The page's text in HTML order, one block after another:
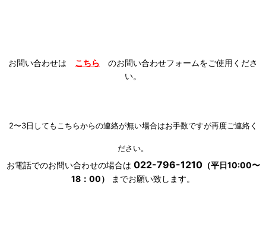
お問い合わせは こちら のお問い合わせフォームをご使用くださ
い。
2〜3日してもこちらからの連絡が無い場合はお手数ですが再度ご連絡く
ださい。
お電話でのお問い合わせの場合は 022-796-1210（平日10:00〜
18：00）
までお願い致します。